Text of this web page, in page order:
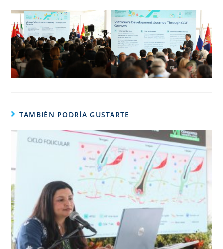
TAMBIÉN PODRÍA GUSTARTE